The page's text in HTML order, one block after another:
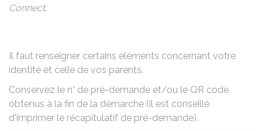
Connect.
Il faut renseigner certains éléments concernant votre
identité et celle de vos parents.
Conservez le n° de pré-demande et/ou le QR code
obtenus à la fin de la démarche (il est conseillé
d'imprimer le récapitulatif de pré-demande).